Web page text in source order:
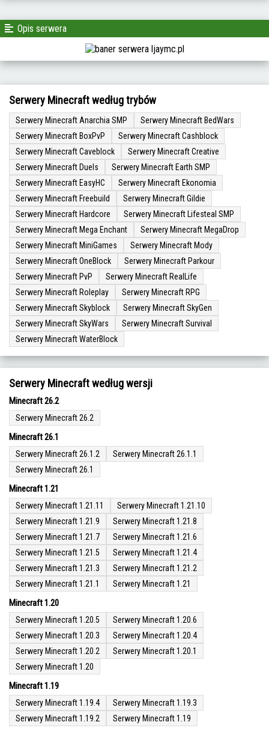
Opis serwera
Serwery Minecraft według trybów
Serwery Minecraft Anarchia SMP
Serwery Minecraft BedWars
Serwery Minecraft BoxPvP
Serwery Minecraft Cashblock
Serwery Minecraft Caveblock
Serwery Minecraft Creative
Serwery Minecraft Duels
Serwery Minecraft Earth SMP
Serwery Minecraft EasyHC
Serwery Minecraft Ekonomia
Serwery Minecraft Freebuild
Serwery Minecraft Gildie
Serwery Minecraft Hardcore
Serwery Minecraft Lifesteal SMP
Serwery Minecraft Mega Enchant
Serwery Minecraft MegaDrop
Serwery Minecraft MiniGames
Serwery Minecraft Mody
Serwery Minecraft OneBlock
Serwery Minecraft Parkour
Serwery Minecraft PvP
Serwery Minecraft RealLife
Serwery Minecraft Roleplay
Serwery Minecraft RPG
Serwery Minecraft Skyblock
Serwery Minecraft SkyGen
Serwery Minecraft SkyWars
Serwery Minecraft Survival
Serwery Minecraft WaterBlock
Serwery Minecraft według wersji
Minecraft 26.2
Serwery Minecraft 26.2
Minecraft 26.1
Serwery Minecraft 26.1.2
Serwery Minecraft 26.1.1
Serwery Minecraft 26.1
Minecraft 1.21
Serwery Minecraft 1.21.11
Serwery Minecraft 1.21.10
Serwery Minecraft 1.21.9
Serwery Minecraft 1.21.8
Serwery Minecraft 1.21.7
Serwery Minecraft 1.21.6
Serwery Minecraft 1.21.5
Serwery Minecraft 1.21.4
Serwery Minecraft 1.21.3
Serwery Minecraft 1.21.2
Serwery Minecraft 1.21.1
Serwery Minecraft 1.21
Minecraft 1.20
Serwery Minecraft 1.20.5
Serwery Minecraft 1.20.6
Serwery Minecraft 1.20.3
Serwery Minecraft 1.20.4
Serwery Minecraft 1.20.2
Serwery Minecraft 1.20.1
Serwery Minecraft 1.20
Minecraft 1.19
Serwery Minecraft 1.19.4
Serwery Minecraft 1.19.3
Serwery Minecraft 1.19.2
Serwery Minecraft 1.19